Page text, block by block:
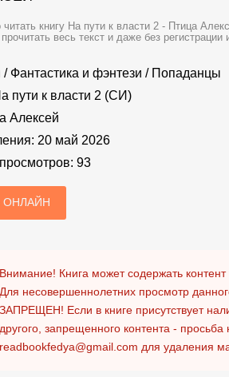
книгу На пути к власти 2 - Птица
весь текст и даже без
/ Фантастика и фэнтези / Попаданцы
пути к власти 2 (СИ)
Алексей
20 май 2026
93
ОНЛАЙН
Внимание! Книга может содержать
Для несовершеннолетних просмотр
ЗАПРЕЩЕН! Если в книге присутствует
другого, запрещенного контента - просьба
readbookfedya@gmail.com для удаления